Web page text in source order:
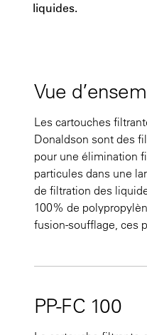
liquides.
Vue
Les cartouches
Donaldson sont des
pour une élimination
particules dans une
de filtration des
100% de
fusion-soufflage, ces
PP-FC 100